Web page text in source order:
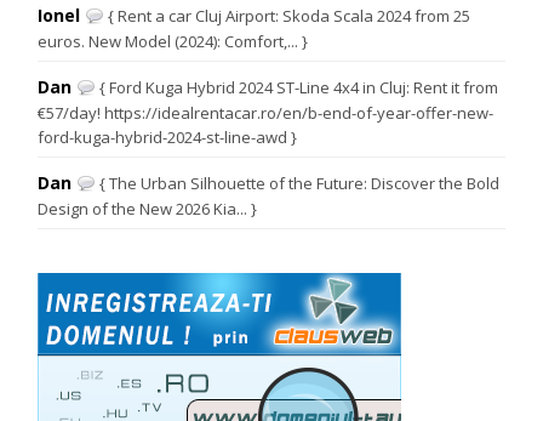
Ionel
{ Rent a car Cluj Airport: Skoda Scala 2024 from 25
euros. New Model (2024): Comfort,... }
Dan
{ Ford Kuga Hybrid 2024 ST-Line 4x4 in Cluj: Rent it from
€57/day! https://idealrentacar.ro/en/b-end-of-year-offer-new-
ford-kuga-hybrid-2024-st-line-awd }
Dan
{ The Urban Silhouette of the Future: Discover the Bold
Design of the New 2026 Kia... }